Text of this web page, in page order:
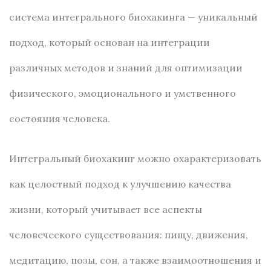
система интегрального биохакинга — уникальный
подход, который основан на интеграции
различных методов и знаний для оптимизации
физического, эмоционального и умственного
состояния человека.
Интегральный биохакинг можно охарактеризовать
как целостный подход к улучшению качества
жизни, который учитывает все аспекты
человеческого существования: пищу, движения,
медитацию, позы, сон, а также взаимоотношения и